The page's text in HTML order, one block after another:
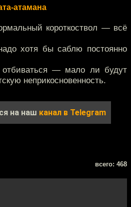
атамана
короткоствол — всё
хотя бы саблю постоянно
— мало ли будут
неприкосновенность.
на наш канал в Telegram
всего: 468